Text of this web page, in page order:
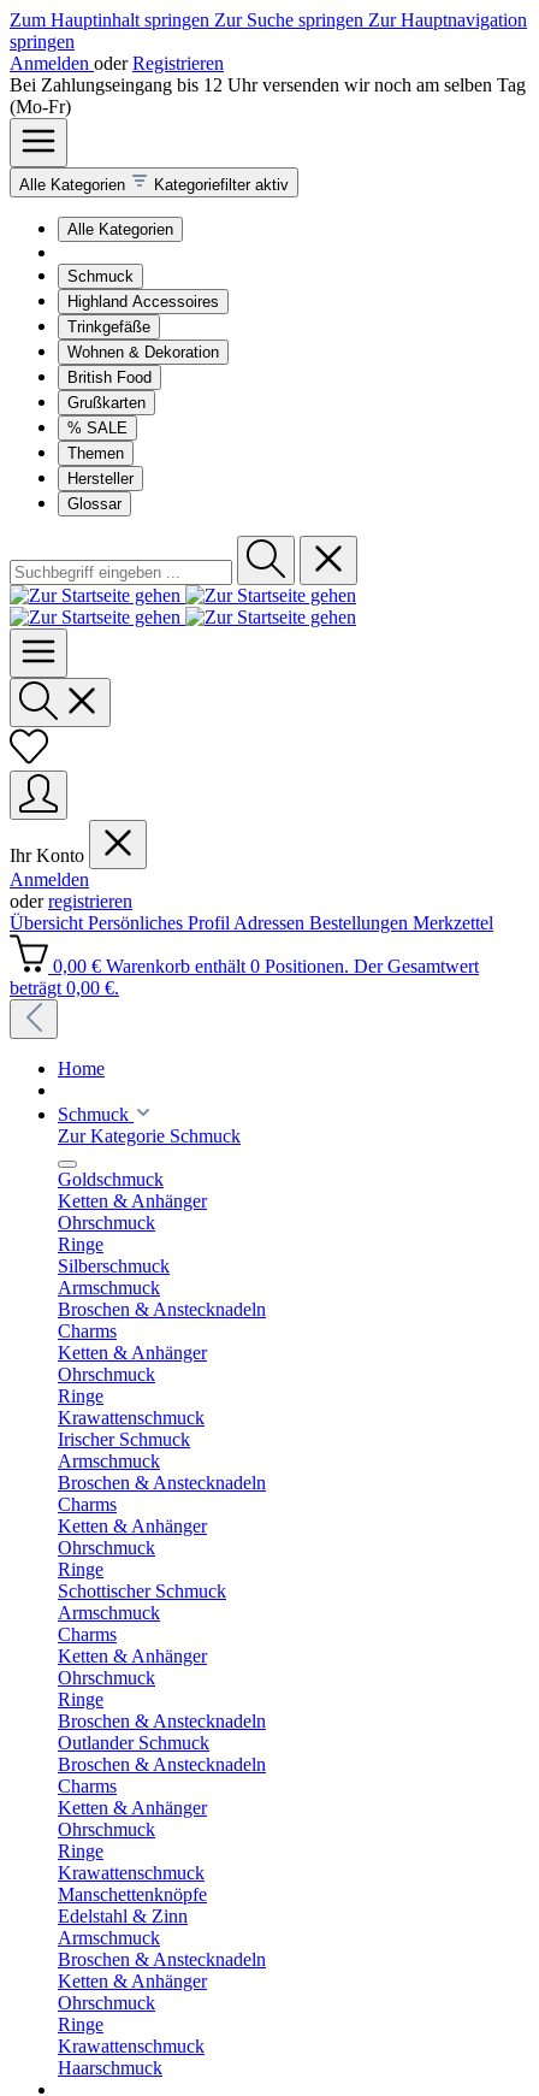
Zum Hauptinhalt springen Zur Suche springen Zur Hauptnavigation
springen
Anmelden oder Registrieren
Bei Zahlungseingang bis 12 Uhr versenden wir noch am selben Tag
(Mo-Fr)
Alle Kategorien Kategoriefilter aktiv
Alle Kategorien
Schmuck
Highland Accessoires
Trinkgefäße
Wohnen & Dekoration
British Food
Grußkarten
% SALE
Themen
Hersteller
Glossar
Ihr Konto
Anmelden
oderregistrieren
Übersicht Persönliches Profil Adressen Bestellungen Merkzettel
0,00 € Warenkorb enthält 0 Positionen. Der Gesamtwert
beträgt 0,00 €.
Home
Schmuck
Zur Kategorie Schmuck
Goldschmuck
Ketten & Anhänger
Ohrschmuck
Ringe
Silberschmuck
Armschmuck
Broschen & Anstecknadeln
Charms
Ketten & Anhänger
Ohrschmuck
Ringe
Krawattenschmuck
Irischer Schmuck
Armschmuck
Broschen & Anstecknadeln
Charms
Ketten & Anhänger
Ohrschmuck
Ringe
Schottischer Schmuck
Armschmuck
Charms
Ketten & Anhänger
Ohrschmuck
Ringe
Broschen & Anstecknadeln
Outlander Schmuck
Broschen & Anstecknadeln
Charms
Ketten & Anhänger
Ohrschmuck
Ringe
Krawattenschmuck
Manschettenknöpfe
Edelstahl & Zinn
Armschmuck
Broschen & Anstecknadeln
Ketten & Anhänger
Ohrschmuck
Ringe
Krawattenschmuck
Haarschmuck